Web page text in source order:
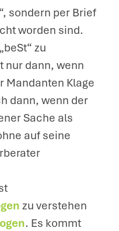
sondern per Brief
worden sind.
zu
nur dann, wenn
Mandanten Klage
dann, wenn der
Sache als
auf seine
zu verstehen
. Es kommt